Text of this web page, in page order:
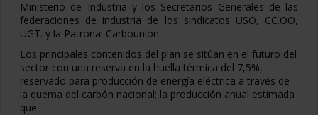
Ministerio de Industria y los Secretarios Generales de las
federaciones de industria de los sindicatos USO, CC.OO,
UGT. y la Patronal Carbounión.
Los principales contenidos del plan se sitúan en el futuro del
sector con una reserva en la huella térmica del 7,5%,
reservado para producción de energía eléctrica a través de
la quema del carbón nacional; la producción anual estimada
que